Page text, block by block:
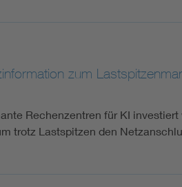
zum
Rechenzentren für KI
trotz Lastspitzen den